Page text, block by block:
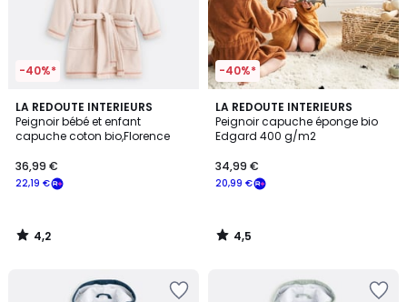
-40%*
LA REDOUTE INTERIEURS
Peignoir bébé et enfant
capuche coton bio,Florence
22,19 €
36,99 €
4,2
/ 5
4,2
/
-40%*
LA REDOUTE INTERIEURS
Peignoir capuche éponge bio
Edgard 400 g/m2
20,99 €
34,99 €
4,5
/ 5
4,5
/